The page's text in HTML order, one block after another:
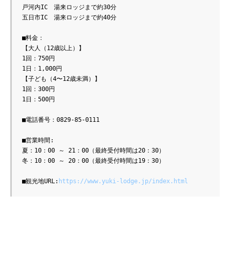
戸河内IC　湯来ロッジまで約30分
五日市IC　湯来ロッジまで約40分
■料金：
【大人（12歳以上）】
1回：750円
1日：1,000円
【子ども（4〜12歳未満）】
1回：300円
1日：500円
■電話番号：0829-85-0111
■営業時間:
夏：10：00 ～ 21：00（最終受付時間は20：30）
冬：10：00 ～ 20：00（最終受付時間は19：30）
■観光地URL: https://www.yuki-lodge.jp/index.html